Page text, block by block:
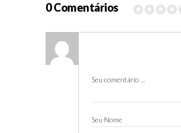
0 Comentários
Seu comentário ...
Seu Nome